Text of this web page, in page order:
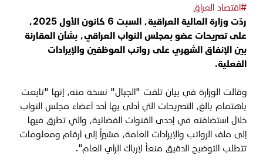
#اقتصاد العراق
ردّت وزارة المالية العراقية، السبت 6 كانون الأول 2025،
على تصريحات عضو بمجلس النواب العراقي، بشأن المقارنة
بين الإنفاق الشهري على رواتب الموظفين والإيرادات
الفعلية.
وقالت الوزارة في بيان تلقت "الجبال" نسخة منه، إنها "​تابعت
باهتمام بالغ، التصريحات التي أدلى بها أحد أعضاء مجلس النواب
خلال استضافته في إحدى القنوات الفضائية، والتي تطرق فيها
إلى ملف الرواتب والإيرادات العامة، مشيراً إلى أرقام ومعلومات
تتطلب التوضيح الدقيق منعاً لإرباك الرأي العام".